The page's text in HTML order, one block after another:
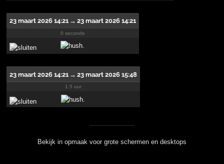
23 maart 2026 14:21 → 23 maart 2026 14:21
0 seconde
23 maart 2026 14:21 → 23 maart 2026 15:48
1.5 uur
Bekijk in opmaak voor grote schermen en desktops